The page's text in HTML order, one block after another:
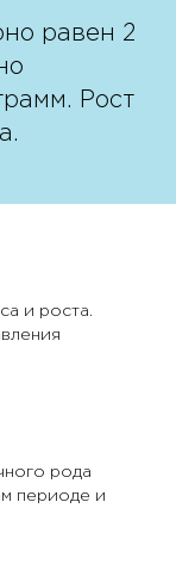
равен 2
Рост
и роста.
рода
периоде и